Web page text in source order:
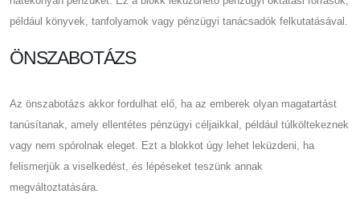
például könyvek, tanfolyamok vagy pénzügyi tanácsadók felkutatásával.
ÖNSZABOTÁZS
Az önszabotázs akkor fordulhat elő, ha az emberek olyan magatartást
tanúsítanak, amely ellentétes pénzügyi céljaikkal, például túlköltekeznek
vagy nem spórolnak eleget. Ezt a blokkot úgy lehet leküzdeni, ha
felismerjük a viselkedést, és lépéseket teszünk annak
megváltoztatására.